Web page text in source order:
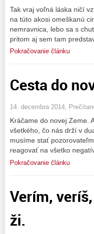
Tak vraj voľná láska ničí
na túto akosi omeškanú
nemravnica, lebo sa s
pritom aj sem tam
Pokračovanie článku
Cesta do
14. decembra 2014,
Kráčame do novej Zeme.
všetkého, čo nás drží v
musíme stať
reagovať na všetko
Pokračovanie článku
Verím,
ži.